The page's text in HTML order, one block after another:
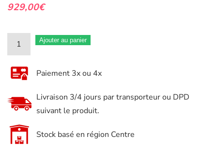
929,00€
quantité
de
Servante
Atelier
Barracuda
LEWIS
PETRONAS
Ajouter au panier
Paiement 3x ou 4x
Livraison 3/4 jours par transporteur ou DPD
suivant le produit.
Stock basé en région Centre